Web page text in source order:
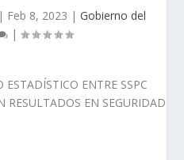
| Feb 8, 2023 | Gobierno del
|